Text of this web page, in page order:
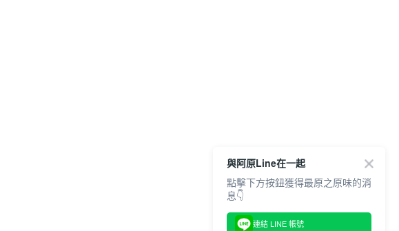
與阿原Line在一起
點擊下方按鈕獲得最原之原味的消
息👇
連結 LINE 帳號